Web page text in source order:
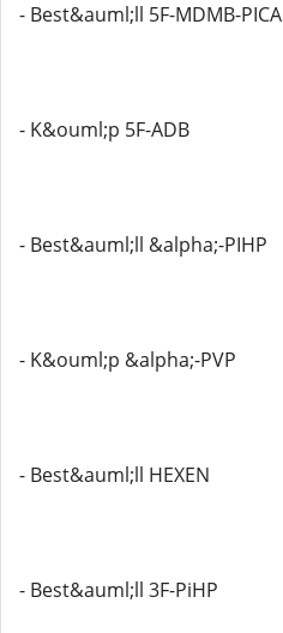
- Best&auml;ll 5F-MDMB-PICA
- K&ouml;p 5F-ADB
- Best&auml;ll &alpha;-PIHP
- K&ouml;p &alpha;-PVP
- Best&auml;ll HEXEN
- Best&auml;ll 3F-PiHP